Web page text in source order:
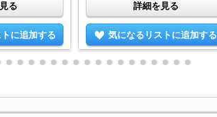
る
に追加する
詳細を見る
気になるリストに追加する